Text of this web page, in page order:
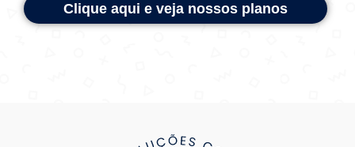
Clique aqui e veja nossos planos